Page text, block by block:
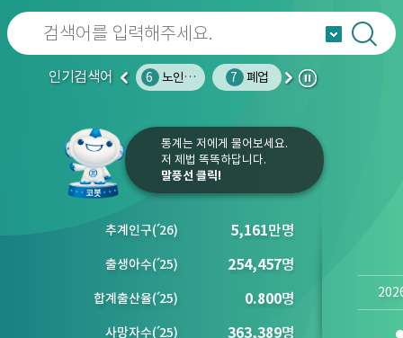
인기검색어
이
6 노인인구 7 폐업 8 사망원인 9 주민등록인구
다
정
통계는 저에게 물어보세요.
저 제법 똑똑하답니다.
말풍선 클릭!
추계인구(´26) 5,161만명
출생아수(´25) 254,457명
합계출산율(´25) 0.800명
사망자수(´25) 363,389명